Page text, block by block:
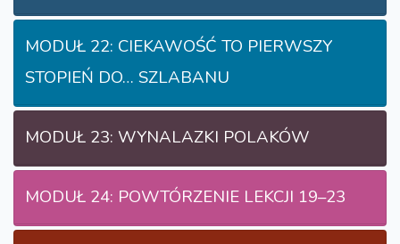
MODUŁ 22: CIEKAWOŚĆ TO PIERWSZY
STOPIEŃ DO… SZLABANU
MODUŁ 23: WYNALAZKI POLAKÓW
MODUŁ 24: POWTÓRZENIE LEKCJI 19–23